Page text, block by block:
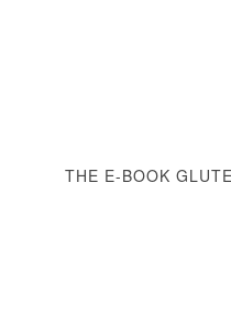
THE E-BOOK